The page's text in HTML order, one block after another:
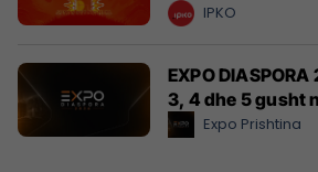
IPKO
EXPO
3, 4 dhe 5 gusht
Expo Prishtina